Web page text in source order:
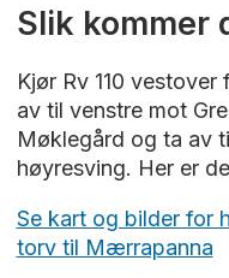
Slik kommer
Kjør Rv 110
av til venstre mot
Møklegård og ta av
høyresving. Her er
Se kart og bilder for
torv til Mærrapanna